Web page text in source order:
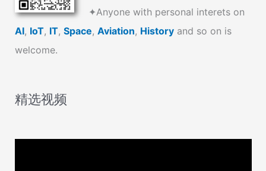
✦Anyone with personal interets on
AI, IoT, IT, Space, Aviation, History and so on is
welcome.
精选视频